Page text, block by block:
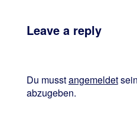
Leave a reply
Du musstangemeldet
abzugeben.